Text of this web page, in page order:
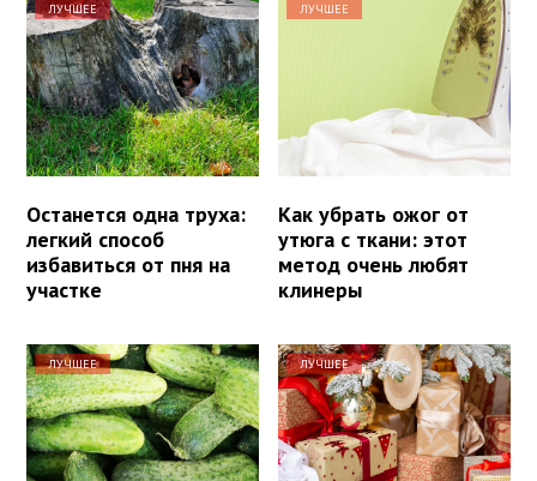
ЛУЧШЕЕ
Останется одна труха:
легкий способ
избавиться от пня на
участке
ЛУЧШЕЕ
Как убрать ожог от
утюга с ткани: этот
метод очень любят
клинеры
ЛУЧШЕЕ ЛУЧШЕЕ